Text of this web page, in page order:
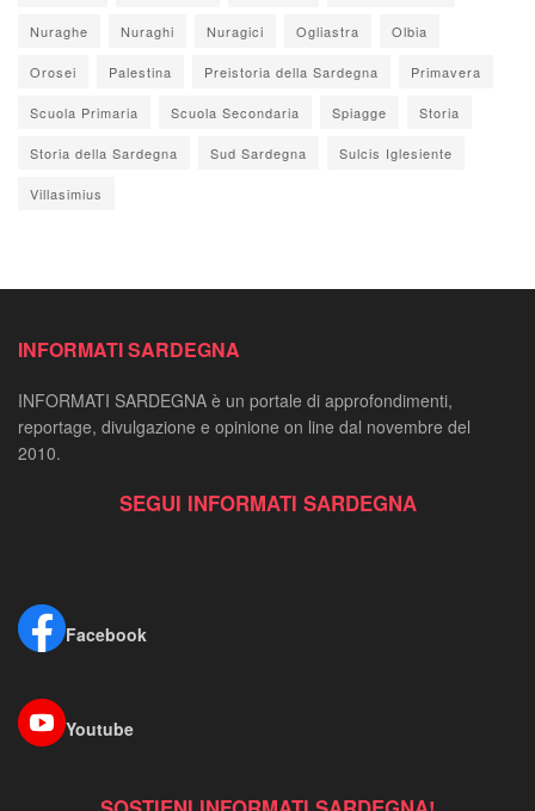
Nuraghe Nuraghi Nuragici Ogliastra Olbia
Orosei Palestina Preistoria della Sardegna Primavera
Scuola Primaria Scuola Secondaria Spiagge Storia
Storia della Sardegna Sud Sardegna Sulcis Iglesiente
Villasimius
INFORMATI SARDEGNA
INFORMATI SARDEGNA è un portale di approfondimenti,
reportage, divulgazione e opinione on line dal novembre del
2010.
SEGUI INFORMATI SARDEGNA
Facebook
Youtube